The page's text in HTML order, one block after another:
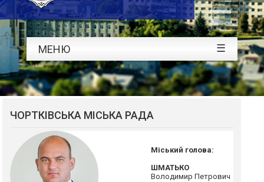
МЕНЮ ☰
ЧОРТКІВСЬКА МІСЬКА РАДА
Міський голова:
ШМАТЬКО
Володимир Петрович